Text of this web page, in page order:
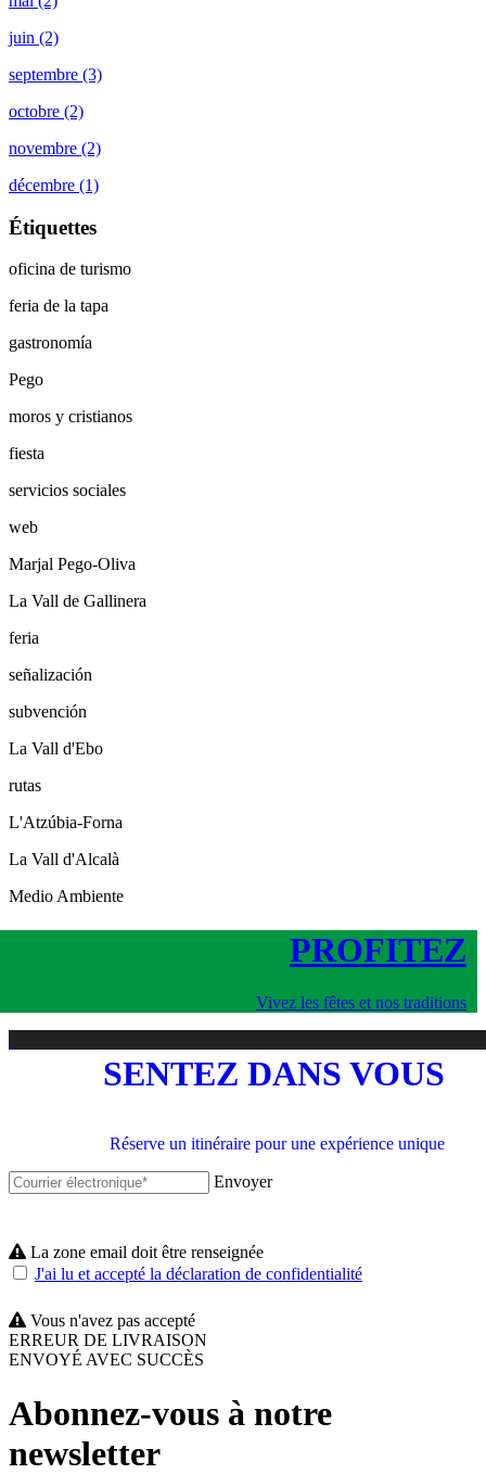
juin (2)
septembre (3)
octobre (2)
novembre (2)
décembre (1)
Étiquettes
oficina de turismo
feria de la tapa
gastronomía
Pego
moros y cristianos
fiesta
servicios sociales
web
Marjal Pego-Oliva
La Vall de Gallinera
feria
señalización
subvención
La Vall d'Ebo
rutas
L'Atzúbia-Forna
La Vall d'Alcalà
Medio Ambiente
PROFITEZ
Vivez les fêtes et nos traditions
SENTEZ DANS VOUS
Réserve un itinéraire pour une expérience unique
Envoyer
La zone email doit être renseignée
J'ai lu et accepté la déclaration de confidentialité
Vous n'avez pas accepté
ERREUR DE LIVRAISON
ENVOYÉ AVEC SUCCÈS
Abonnez-vous à notre
newsletter